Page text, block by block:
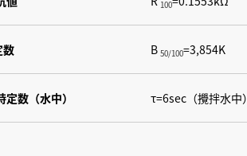
100
数 B 50/100=3,854K
定数（水中） τ=6sec（攪拌水中）